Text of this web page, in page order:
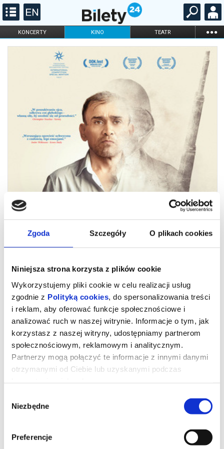
Zgoda Szczegóły O plikach cookies
Niniejsza strona korzysta z plików cookie
Wykorzystujemy pliki cookie w celu realizacji usług
zgodnie z Polityką cookies , do spersonalizowania treści
i reklam, aby oferować funkcje społecznościowe i
analizować ruch w naszej witrynie. Informacje o tym, jak
korzystasz z naszej witryny, udostępniamy partnerom
społecznościowym, reklamowym i analitycznym.
Partnerzy mogą połączyć te informacje z innymi danymi
otrzymanymi od Ciebie lub uzyskanymi podczas
zgody
Niezbędne
Preferencje
KONCERTY KINO TEATR ...
FILHARMONIA OPERA I BALET
ONLINE KARNETY
Dziecko z pyłu
reż. Weronika Milczewska | Czechy, Polska, Szwecja, Wietnam,
Katar | 2025
setki tysięcy nowych istnień. Większość amerykańskich żołnierzy
nie chciała ponieść odpowiedzialności za spłodzone potomstwo,